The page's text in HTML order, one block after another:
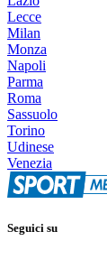
Lecce
Milan
Monza
Napoli
Parma
Roma
Sassuolo
Torino
Udinese
Venezia
Seguici su